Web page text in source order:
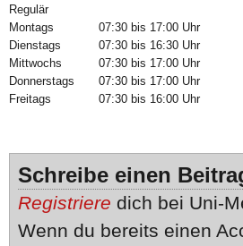
Regulär
Montags
07:30 bis 17:00 Uhr
Dienstags
07:30 bis 16:30 Uhr
Mittwochs
07:30 bis 17:00 Uhr
Donnerstags
07:30 bis 17:00 Uhr
Freitags
07:30 bis 16:00 Uhr
Schreibe einen
Registriere dich bei Uni-
Wenn du bereits einen